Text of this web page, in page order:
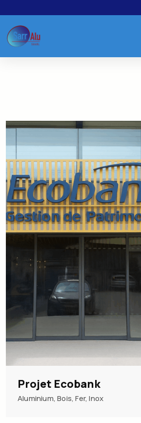
Projet Ecobank
Aluminium,Bois,Fer,Inox